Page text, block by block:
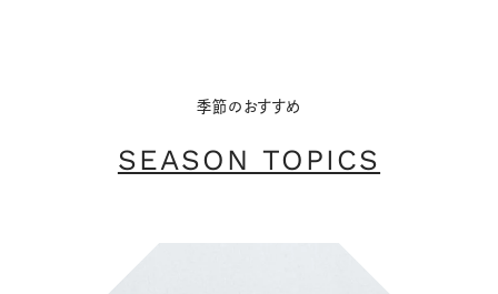
季節のおすすめ
SEASON TOPICS